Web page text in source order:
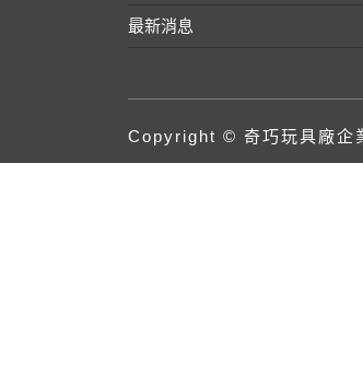
最新消息
Copyright © 奇巧玩具廠